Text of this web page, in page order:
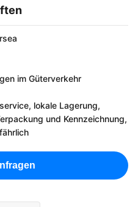
im Güterverkehr
lokale Lagerung,
und Kennzeichnung,